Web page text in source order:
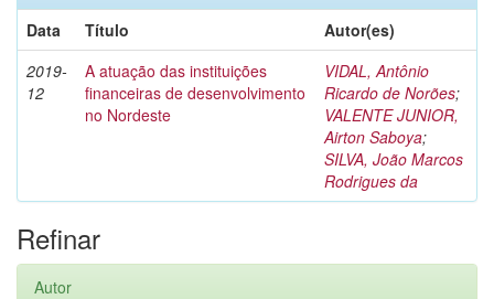
Data
Título
Autor(es)
2019-
12
A atuação das instituições
financeiras de desenvolvimento
no Nordeste
VIDAL, Antônio
Ricardo de Norões;
VALENTE JUNIOR,
Airton Saboya;
SILVA, João Marcos
Rodrigues da
Refinar
Autor